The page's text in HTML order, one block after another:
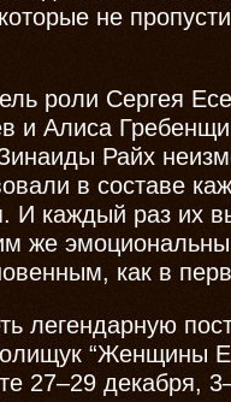
не
роли Сергея
и Алиса
Райх
в составе
И каждый раз их
же
как в
легендарную
“Женщины
27–29 декабря,